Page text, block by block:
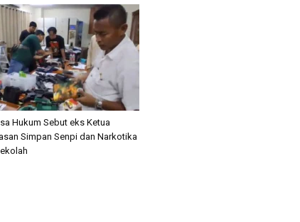
Hukum Sebut eks Ketua
Simpan Senpi dan Narkotika